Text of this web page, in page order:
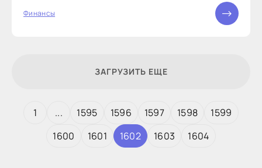
китайского фондового рынка, но это не основная
Финансы
ЗАГРУЗИТЬ ЕЩЕ
1 ... 1595 1596 1597 1598
1599
1600
1601 1602 1603 1604